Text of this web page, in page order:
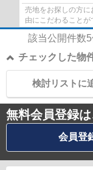
売地をお探しの方に
由にこだわること
い土地面積200.25
該当公開件数5
チェックした物
検討リストに
無料会員登録
会員登